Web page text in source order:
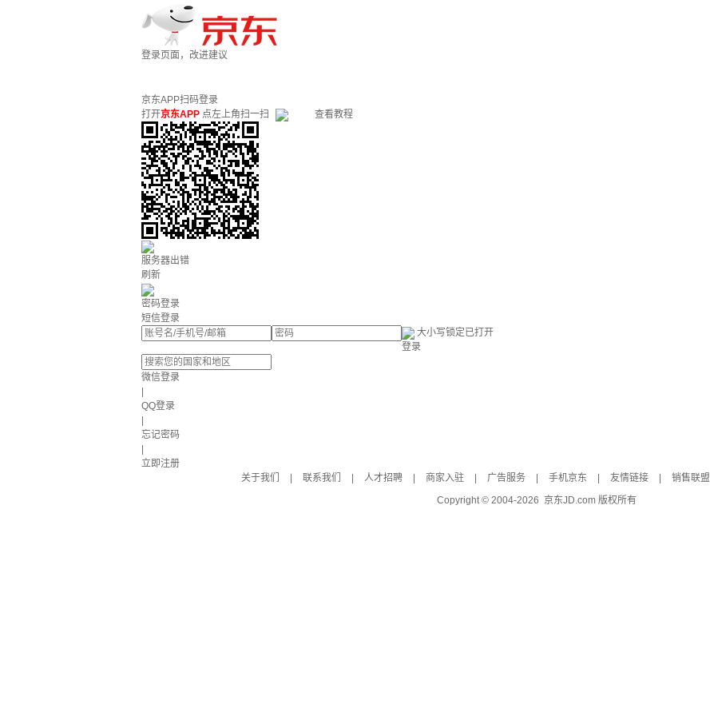
登录页面，改进建议
京东APP扫码登录
打开京东APP 点左上角扫一扫 查看教程
服务器出错
刷新
密码登录
短信登录
大小写锁定已打开
登录
微信登录
QQ登录
忘记密码
立即注册
关于我们
联系我们 人才招聘 商家入驻 广告服务 手机京东 友情链接 销售联盟
Copyright © 2004-2026 京东JD.com 版权所有